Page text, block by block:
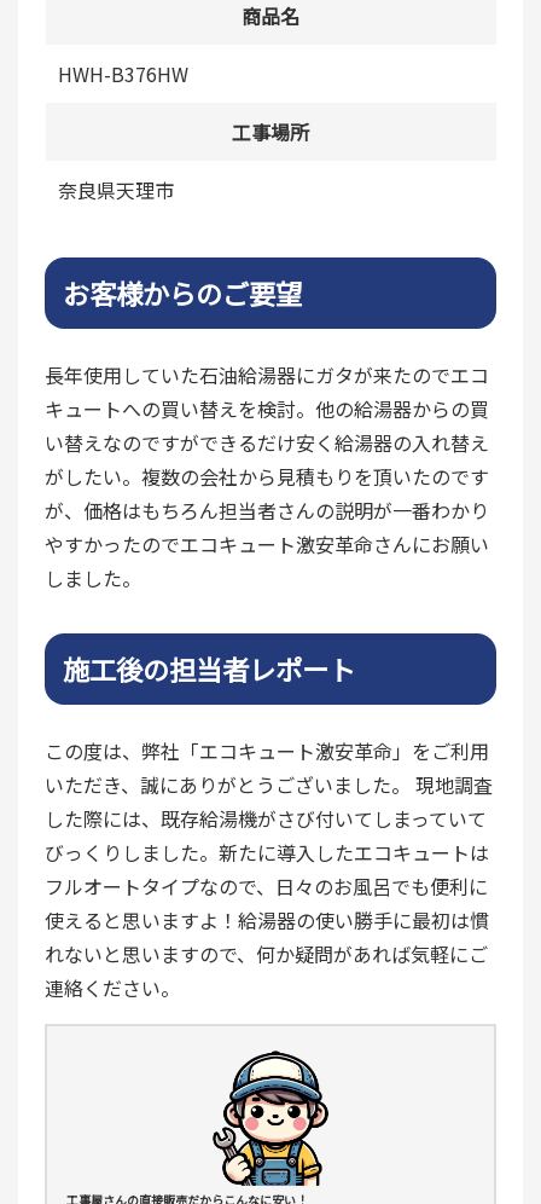
商品名
HWH-B376HW
工事場所
奈良県天理市
お客様からのご要望
長年使用していた石油給湯器にガタが来たのでエコ
キュートへの買い替えを検討。他の給湯器からの買
い替えなのですができるだけ安く給湯器の入れ替え
がしたい。複数の会社から見積もりを頂いたのです
が、価格はもちろん担当者さんの説明が一番わかり
やすかったのでエコキュート激安革命さんにお願い
しました。
施工後の担当者レポート
この度は、弊社「エコキュート激安革命」をご利用
いただき、誠にありがとうございました。 現地調査
した際には、既存給湯機がさび付いてしまっていて
びっくりしました。新たに導入したエコキュートは
フルオートタイプなので、日々のお風呂でも便利に
使えると思いますよ！給湯器の使い勝手に最初は慣
れないと思いますので、何か疑問があれば気軽にご
連絡ください。
工事屋さんの直接販売だからこんなに安い！